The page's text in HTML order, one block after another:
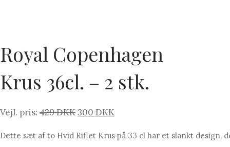
Royal Copenhagen
Krus 36cl. – 2 stk.
429
Den
pris
300
pris
Dette sæt af to Hvid Riflet Krus på 33 cl har et slankt design,